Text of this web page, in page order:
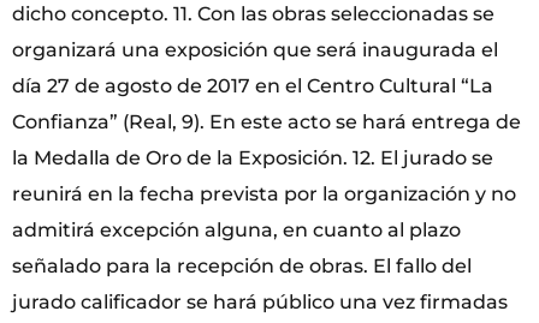
dicho concepto. 11. Con las obras seleccionadas se
organizará una exposición que será inaugurada el
día 27 de agosto de 2017 en el Centro Cultural “La
Confianza” (Real, 9). En este acto se hará entrega de
la Medalla de Oro de la Exposición. 12. El jurado se
reunirá en la fecha prevista por la organización y no
admitirá excepción alguna, en cuanto al plazo
señalado para la recepción de obras. El fallo del
jurado calificador se hará público una vez firmadas